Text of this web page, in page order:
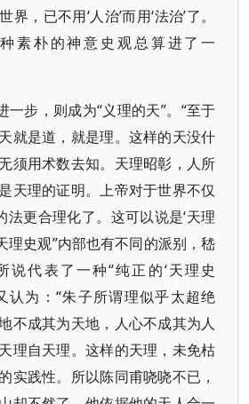
，已不用‘人治’而用‘法治’了。
素朴的神意史观总算进了一
一步，则成为“义理的天”。“至于
就是道，就是理。这样的天没什
须用术数去知。天理昭彰，人所
天理的证明。上帝对于世界不仅
法更合理化了。这可以说是‘天理
理史观”内部也有不同的派别，嵇
说代表了一种“纯正的‘天理史
认为：“朱子所谓理似乎太超绝
不成其为天地，人心不成其为人
理自天理。这样的天理，未免枯
实践性。所以陈同甫哓哓不已，